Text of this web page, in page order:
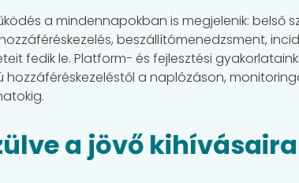
a mindennapokban is megjelenik: belső
beszállítómenedzsment,
fedik le. Platform- és fejlesztési
hozzáféréskezeléstől a naplózáson,
a jövő kihívásaira